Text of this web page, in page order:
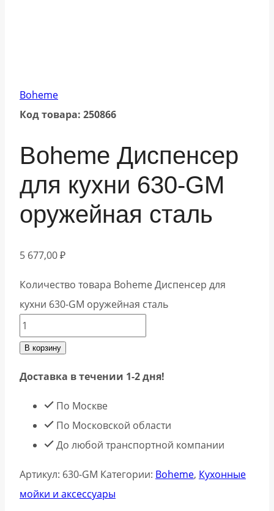
Boheme
Код товара: 250866
Boheme Диспенсер
для кухни 630-GM
оружейная сталь
5 677,00₽
Количество товара Boheme Диспенсер для
кухни 630-GM оружейная сталь
В корзину
Доставка в течении 1-2 дня!
По Москве
По Московской области
До любой транспортной компании
Артикул: 630-GM Категории: Boheme, Кухонные
мойки и аксессуары